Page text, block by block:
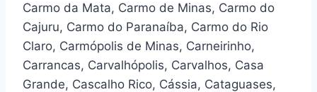
Carmo da Mata, Carmo de Minas, Carmo do
Cajuru, Carmo do Paranaíba, Carmo do Rio
Claro, Carmópolis de Minas, Carneirinho,
Carrancas, Carvalhópolis, Carvalhos, Casa
Grande, Cascalho Rico, Cássia, Cataguases,